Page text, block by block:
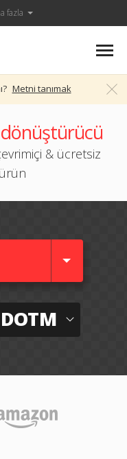
fazla
Metni tanımak
& ücretsiz
DOTM